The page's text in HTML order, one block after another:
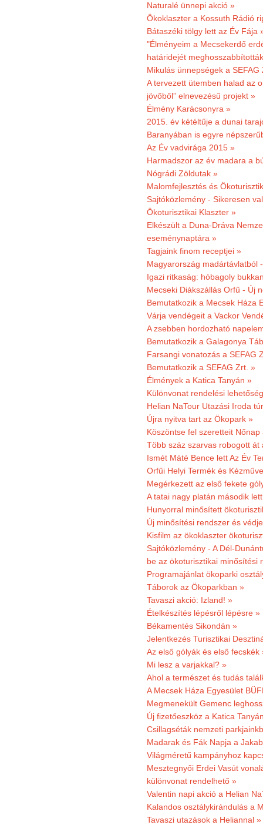
Naturalé ünnepi akció »
Ökoklaszter a Kossuth Rádió
Bátaszéki tölgy lett az Év Fája
"Élményeim a Mecsekerdő
határidejét
Mikulás ünnepségek a SEFAG
A tervezett ütemben halad az
jövőből” elnevezésű projekt »
Élmény Karácsonyra »
2015. év kétéltűje a dunai
Baranyában is egyre
Az Év vadvirága 2015 »
Harmadszor az év madara a
Nógrádi Zöldutak »
Malomfejlesztés és
Sajtóközlemény - Sikeresen
Ökoturisztikai Klaszter »
Elkészült a Duna-Dráva
eseménynaptára »
Tagjaink finom receptjei »
Magyarország madártávlatból
Igazi ritkaság: hóbagoly
Mecseki Diákszállás Orfű - Új
Bemutatkozik a Mecsek Háza
Várja vendégeit a Vackor
A zsebben hordozható
Bemutatkozik a Galagonya
Farsangi vonatozás a SEFAG
Bemutatkozik a SEFAG Zrt. »
Élmények a Katica Tanyán »
Különvonat rendelési
Helian NaTour Utazási Iroda
Újra nyitva tart az Ökopark »
Köszöntse fel szeretteit
Több száz szarvas robogott át
Ismét Máté Bence lett Az Év
Orfűi Helyi Termék és
Megérkezett az első fekete
A tatai nagy platán második
Hunyorral minősített
Új minősítési rendszer és
Kisfilm az ökoklaszter
Sajtóközlemény - A Dél-
be az ökoturisztikai minősítési
Programajánlat ökoparki
Táborok az Ökoparkban »
Tavaszi akció: Izland! »
Ételkészítés lépésről lépésre »
Békamentés Sikondán »
Jelentkezés Turisztikai
Az első gólyák és első fecskék
Mi lesz a varjakkal? »
Ahol a természet és tudás
A Mecsek Háza Egyesület
Megmenekült Gemenc
Új fizetőeszköz a Katica
Csillagséták nemzeti
Madarak és Fák Napja a
Világméretű kampányhoz
Mesztegnyői Erdei Vasút
különvonat rendelhető »
Valentin napi akció a Helian
Kalandos osztálykirándulás a
Tavaszi utazások a Heliannal »